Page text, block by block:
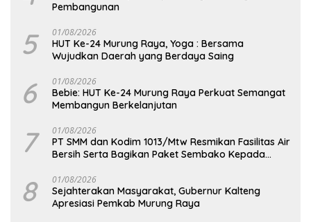
Pembangunan
5 01/08/2026
HUT Ke-24 Murung Raya, Yoga : Bersama
Wujudkan Daerah yang Berdaya Saing
6 01/08/2026
Bebie: HUT Ke-24 Murung Raya Perkuat Semangat
Membangun Berkelanjutan
7 01/08/2026
PT SMM dan Kodim 1013/Mtw Resmikan Fasilitas Air
Bersih Serta Bagikan Paket Sembako Kepada
8 01/08/2026
Sejahterakan Masyarakat, Gubernur Kalteng
Apresiasi Pemkab Murung Raya